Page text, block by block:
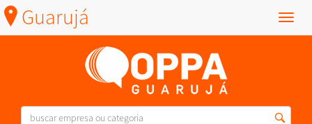
Menu
Guarujá